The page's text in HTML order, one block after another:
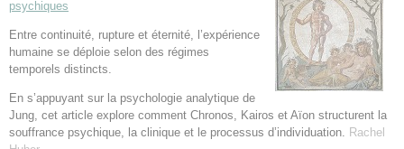
psychiques
Entre continuité, rupture et éternité, l’expérience
humaine se déploie selon des régimes
temporels distincts.
En s’appuyant sur la psychologie analytique de
Jung, cet article explore comment Chronos, Kairos et Aïon structurent la
souffrance psychique, la clinique et le processus d’individuation. Rachel